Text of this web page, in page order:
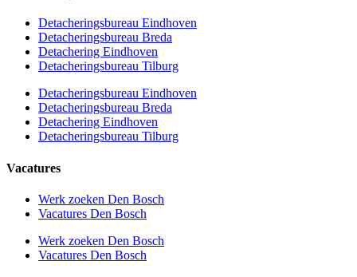
Detacheringsbureau Eindhoven
Detacheringsbureau Breda
Detachering Eindhoven
Detacheringsbureau Tilburg
Detacheringsbureau Eindhoven
Detacheringsbureau Breda
Detachering Eindhoven
Detacheringsbureau Tilburg
Vacatures
Werk zoeken Den Bosch
Vacatures Den Bosch
Werk zoeken Den Bosch
Vacatures Den Bosch